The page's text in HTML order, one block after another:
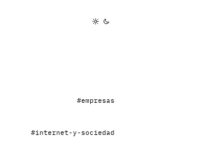
#empresas
#internet-y-sociedad